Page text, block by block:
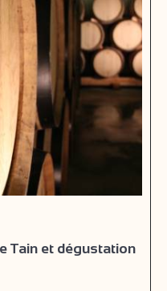
Tain et dégustation